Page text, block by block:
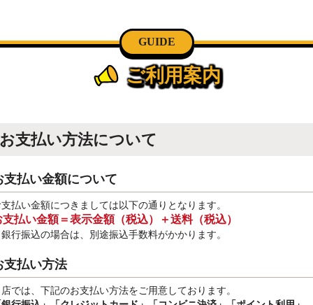
GUIDE
ご利用案内
お支払い方法について
支払い金額について
払い金額につきましては以下の通りとなります。
支払い金額＝表示金額（税込）＋送料（税込）
行振込の場合は、別途振込手数料がかかります。
支払い方法
では、下記のお支払い方法をご用意しております。